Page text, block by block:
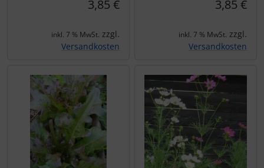
3,85 €
inkl. 7 % MwSt. zzgl.
Versandkosten
3,85 €
inkl. 7 % MwSt. zzgl.
Versandkosten